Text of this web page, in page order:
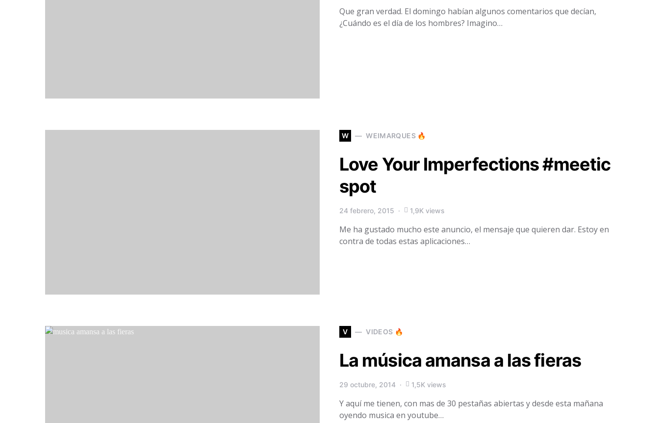
Que gran verdad. El domingo habían algunos comentarios que decían,
¿Cuándo es el día de los hombres? Imagino…
W WEIMARQUES 🔥
Love Your Imperfections #meetic
spot
24 febrero, 2015 1,9K views
Me ha gustado mucho este anuncio, el mensaje que quieren dar. Estoy en
contra de todas estas aplicaciones…
V VIDEOS 🔥
La música amansa a las fieras
29 octubre, 2014 1,5K views
Y aquí me tienen, con mas de 30 pestañas abiertas y desde esta mañana
oyendo musica en youtube…